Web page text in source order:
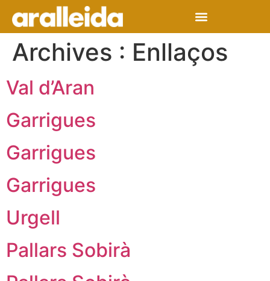
Archives : Enllaços
Val d’Aran
Garrigues
Garrigues
Garrigues
Urgell
Pallars Sobirà